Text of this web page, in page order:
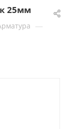
25мм
—